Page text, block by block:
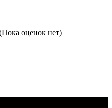
оценок нет)